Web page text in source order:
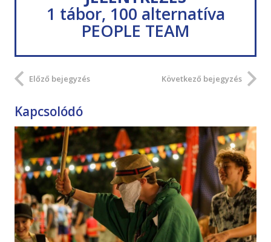
1 tábor, 100 alternatíva
PEOPLE TEAM
Előző bejegyzés Következő bejegyzés
Kapcsolódó